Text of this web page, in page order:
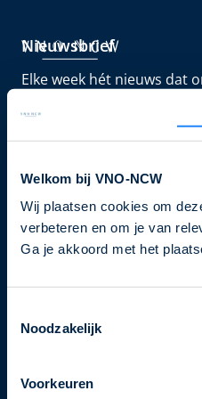
Welkom bij VNO-NCW
Wij plaatsen cookies om
verbeteren en om je van
Ga je akkoord met het
Noodzakelijk
Voorkeuren
Nieuwsbrief
Elke week hét nieuws dat
je nu in voor de VNO-NCW
Schrijf je in
Direct naar
Ons verhaal
Bezuidenhoutseweg 12
T+31 70 349 03 49